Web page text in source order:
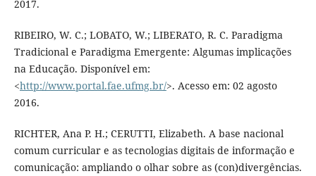
2017.
RIBEIRO, W. C.; LOBATO, W.; LIBERATO, R. C. Paradigma
Tradicional e Paradigma Emergente: Algumas implicações
na Educação. Disponível em:
<http://www.portal.fae.ufmg.br/>. Acesso em: 02 agosto
2016.
RICHTER, Ana P. H.; CERUTTI, Elizabeth. A base nacional
comum curricular e as tecnologias digitais de informação e
comunicação: ampliando o olhar sobre as (con)divergências.